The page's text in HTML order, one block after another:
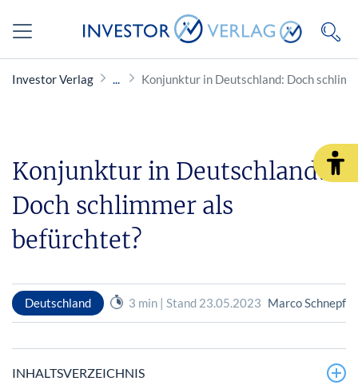
Investor Verlag Konjunktur in Deutschland: Doch
Konjunktur in Deutschland:
Doch schlimmer als
befürchtet?
Deutschland 3 min | Stand 23.05.2023 Marco Schnepf
INHALTSVERZEICHNIS